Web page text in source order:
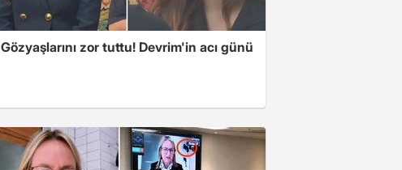
Gözyaşlarını zor tuttu! Devrim'in acı günü